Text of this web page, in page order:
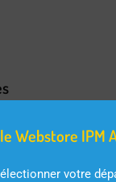
Webstore IPM
votre